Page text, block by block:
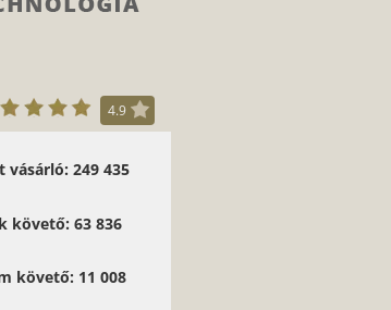
4.9
Gyors, pontos!!!!! Zatykó Sanca
vásárló: 249 435
követő: 63 836
követő: 11 008